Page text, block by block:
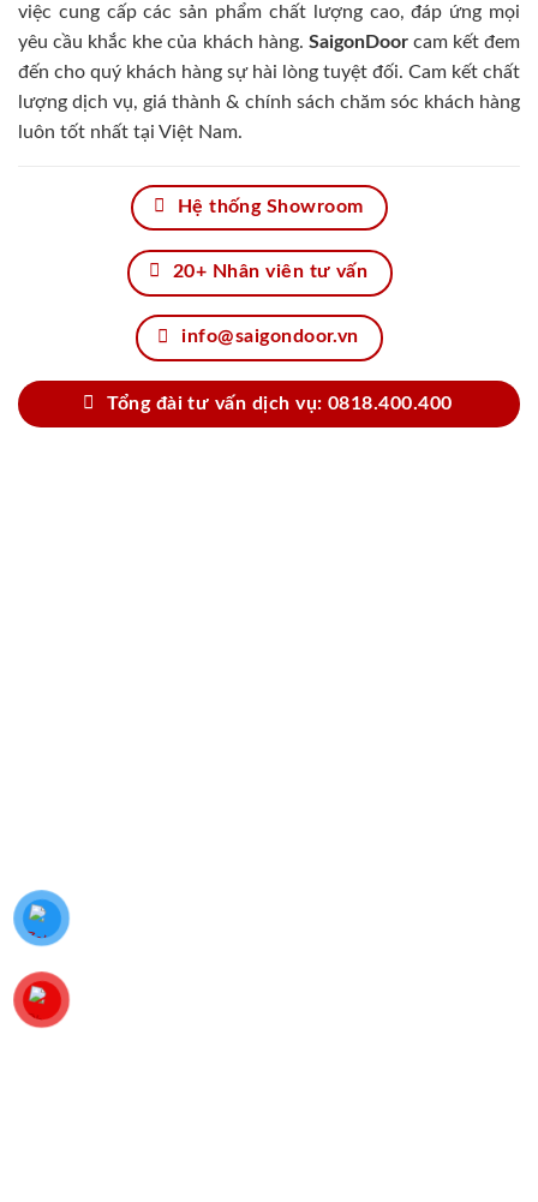
việc cung cấp các sản phẩm chất lượng cao, đáp ứng mọi
yêu cầu khắc khe của khách hàng. SaigonDoorcam kết đem
đến cho quý khách hàng sự hài lòng tuyệt đối. Cam kết chất
lượng dịch vụ, giá thành & chính sách chăm sóc khách hàng
luôn tốt nhất tại Việt Nam.
Hệ thống Showroom
20+ Nhân viên tư vấn
info@saigondoor.vn
Tổng đài tư vấn dịch vụ: 0818.400.400